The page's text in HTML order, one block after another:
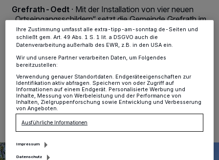
Grefrath-Oedt · Mit der Installation von vier neuen
„Ortseingangsschildern“ setzt die Gemeinde Grefrath im
Ortsteil Oedt ein Zeichen für ein freundliches
Willkommen und eine lebendige Ortskultur. Jeweils ein
Mast wurde an der Mühlengasse sowie an der
Süchtelner und der Tönisvorster Straße aufgestellt.
15.05.2026 , 13:57 Uhr Eine Minute Lesezeit
Ihre Einstellungen gelten innerhalb unseres Website. Weitere
Informationen finden Sie in unserer Datenschutzerklärung.
Ihre Zustimmung umfasst alle extra-tipp-am-sonntag.de-Seiten und
schließt gem. Art. 49 Abs. 1 S. 1 lit. a DSGVO auch die
Datenverarbeitung außerhalb des EWR, z.B. in den USA ein.
Wir und unsere Partner verarbeiten Daten, um Folgendes
bereitzustellen:
Verwendung genauer Standortdaten. Endgeräteeigenschaften zur
Identifikation aktiv abfragen. Speichern von oder Zugriff auf
Informationen auf einem Endgerät. Personalisierte Werbung und
Inhalte, Messung von Werbeleistung und der Performance von
Inhalten, Zielgruppenforschung sowie Entwicklung und Verbesserung
von Angeboten.
Ausführliche Informationen
Impressum
Datenschutz